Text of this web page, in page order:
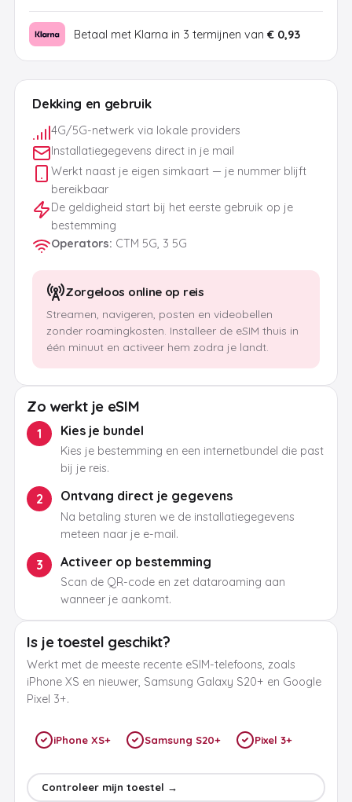
Dekking en gebruik
4G/5G-netwerk via lokale providers
Installatiegegevens direct in je mail
Werkt naast je eigen simkaart — je nummer blijft
bereikbaar
De geldigheid start bij het eerste gebruik op je
bestemming
Operators: CTM 5G, 3 5G
Zorgeloos online op reis
Streamen, navigeren, posten en videobellen
zonder roamingkosten. Installeer de eSIM thuis in
één minuut en activeer hem zodra je landt.
Zo werkt je eSIM
1 Kies je bundel
Kies je bestemming en een internetbundel die past
bij je reis.
2 Ontvang direct je gegevens
Na betaling sturen we de installatiegegevens
meteen naar je e-mail.
3 Activeer op bestemming
Scan de QR-code en zet dataroaming aan
wanneer je aankomt.
Is je toestel geschikt?
Werkt met de meeste recente eSIM-telefoons, zoals
iPhone XS en nieuwer, Samsung Galaxy S20+ en Google
Pixel 3+.
iPhone XS+ Samsung S20+ Pixel 3+
Controleer mijn toestel →
Betaal met Klarna in 3 termijnen van € 0,93